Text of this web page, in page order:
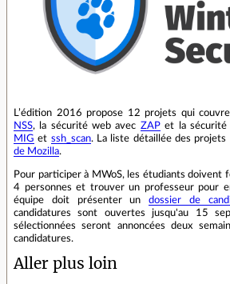
L’édition 2016 propose 12 projets qui
NSS, la sécurité web avec ZAPet la sécurité
MIG et ssh_scan. La liste détaillée des
de Mozilla.
Pour participer à MWoS, les étudiants doivent
4 personnes et trouver un professeur pour
équipe doit présenter undossier de
candidatures sont ouvertes jusqu'au 15
sélectionnées seront annoncées deux
candidatures.
Aller plus loin